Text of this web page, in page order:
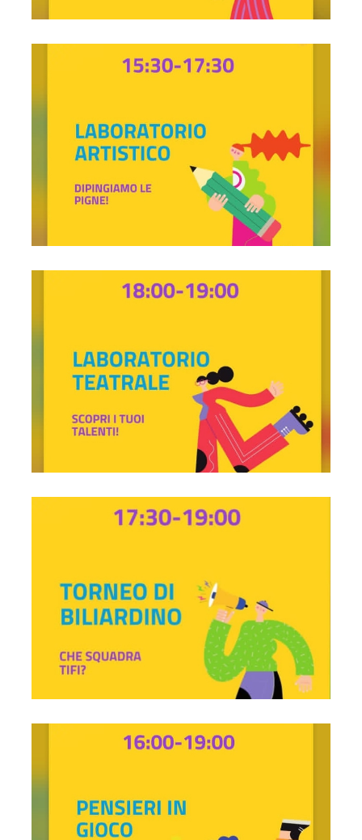
Laboratorio artistico ore 15:30-17:30
Laboratorio teatrale ore 18:00-19:00
Torneo di biliardino ore 17:30-19:00
Incontro con psicologhe ore 16:00-19:00